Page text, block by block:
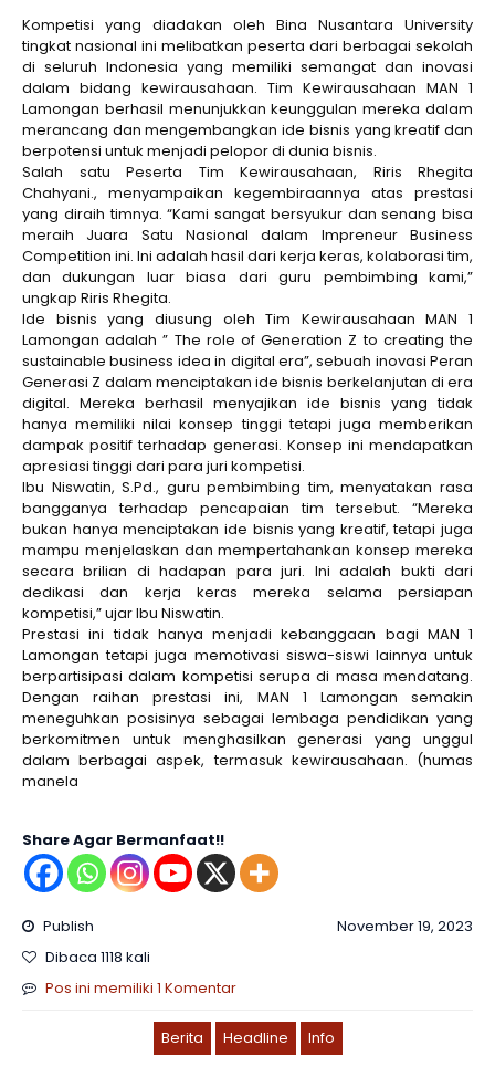
Kompetisi yang diadakan oleh Bina Nusantara University
tingkat nasional ini melibatkan peserta dari berbagai sekolah
di seluruh Indonesia yang memiliki semangat dan inovasi
dalam bidang kewirausahaan. Tim Kewirausahaan MAN 1
Lamongan berhasil menunjukkan keunggulan mereka dalam
merancang dan mengembangkan ide bisnis yang kreatif dan
berpotensi untuk menjadi pelopor di dunia bisnis.
Salah satu Peserta Tim Kewirausahaan, Riris Rhegita
Chahyani., menyampaikan kegembiraannya atas prestasi
yang diraih timnya. “Kami sangat bersyukur dan senang bisa
meraih Juara Satu Nasional dalam Impreneur Business
Competition ini. Ini adalah hasil dari kerja keras, kolaborasi tim,
dan dukungan luar biasa dari guru pembimbing kami,”
ungkap Riris Rhegita.
Ide bisnis yang diusung oleh Tim Kewirausahaan MAN 1
Lamongan adalah ” The role of Generation Z to creating the
sustainable business idea in digital era”, sebuah inovasi Peran
Generasi Z dalam menciptakan ide bisnis berkelanjutan di era
digital. Mereka berhasil menyajikan ide bisnis yang tidak
hanya memiliki nilai konsep tinggi tetapi juga memberikan
dampak positif terhadap generasi. Konsep ini mendapatkan
apresiasi tinggi dari para juri kompetisi.
Ibu Niswatin, S.Pd., guru pembimbing tim, menyatakan rasa
bangganya terhadap pencapaian tim tersebut. “Mereka
bukan hanya menciptakan ide bisnis yang kreatif, tetapi juga
mampu menjelaskan dan mempertahankan konsep mereka
secara brilian di hadapan para juri. Ini adalah bukti dari
dedikasi dan kerja keras mereka selama persiapan
kompetisi,” ujar Ibu Niswatin.
Prestasi ini tidak hanya menjadi kebanggaan bagi MAN 1
Lamongan tetapi juga memotivasi siswa-siswi lainnya untuk
berpartisipasi dalam kompetisi serupa di masa mendatang.
Dengan raihan prestasi ini, MAN 1 Lamongan semakin
meneguhkan posisinya sebagai lembaga pendidikan yang
berkomitmen untuk menghasilkan generasi yang unggul
dalam berbagai aspek, termasuk kewirausahaan. (humas
manela
Share Agar Bermanfaat!!
Publish
November 19, 2023
Dibaca 1118 kali
Pos ini memiliki 1 Komentar
Berita Headline Info